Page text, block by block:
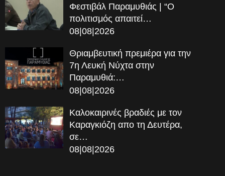
Φεστιβάλ Παραμυθιάς | “Ο
πολιτισμός απαιτεί…
08|08|2026
Θριαμβευτική πρεμιέρα για την
7η Λευκή Νύχτα στην
Παραμυθιά:…
08|08|2026
Καλοκαιρινές βραδιές με τον
Καραγκιόζη απο τη Δευτέρα,
σε…
08|08|2026